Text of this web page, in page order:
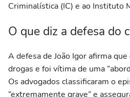
Criminalística (IC) e ao Instituto
O que diz a defesa do
A defesa de João Igor afirma
drogas e foi vítima de uma
Os advogados classificaram o
“extremamente grave” e